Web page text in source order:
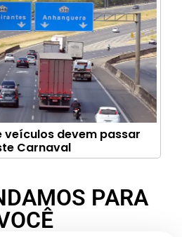
veículos devem passar
Carnaval
PARA